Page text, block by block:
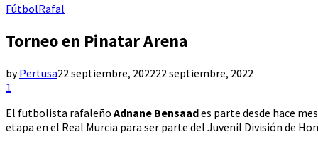
FútbolRafal
Torneo en Pinatar Arena
byPertusa22 septiembre, 202222 septiembre, 2022
1
El futbolista rafaleño Adnane Bensaades parte desde hace
etapa en el Real Murcia para ser parte del Juvenil División de